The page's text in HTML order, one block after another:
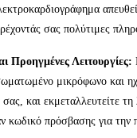
σας πολύτιμες
Προηγμένες Λειτουργίες:
μικρόφωνο και
σας, και εκμεταλλευτείτε
κωδικό πρόσβασης για